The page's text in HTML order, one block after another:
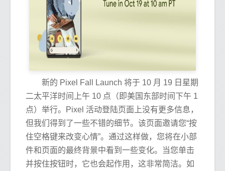
新的 Pixel Fall Launch 将于 10 月 19 日星期
二太平洋时间上午 10 点（即美国东部时间下午 1
点）举行。Pixel 活动登陆页面上没有更多信息，
但我们得到了一些不错的细节。该页面邀请您“按
住空格键来改变心情”。通过这样做，您将在小部
件和页面的最终背景中看到一些变化。当您单击
并按住按钮时，它也会起作用，这非常简洁。如